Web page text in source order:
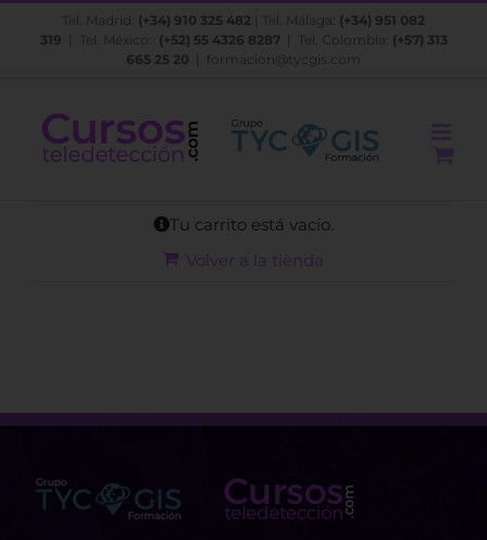
Saltar
Tel. Madrid: (+34) 910 325 482 | Tel. Málaga: (+34) 951 082
319 | Tel. México: (+52) 55 4326 8287| Tel. Colombia: (+57) 313
665 25 20
formacion@tycgis.com
Tu carrito está vacío.
Volver a la tienda